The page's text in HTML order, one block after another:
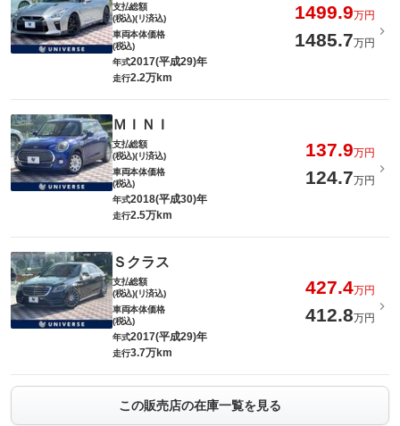
支払総額
(税込)(リ済込)
1499.9万円
車両本体価格
(税込)
1485.7万円
年式2017(平成29)年
走行2.2万km
ＭＩＮＩ
支払総額
(税込)(リ済込)
137.9万円
車両本体価格
(税込)
124.7万円
年式2018(平成30)年
走行2.5万km
Ｓクラス
支払総額
(税込)(リ済込)
427.4万円
車両本体価格
(税込)
412.8万円
年式2017(平成29)年
走行3.7万km
この販売店の在庫一覧を見る